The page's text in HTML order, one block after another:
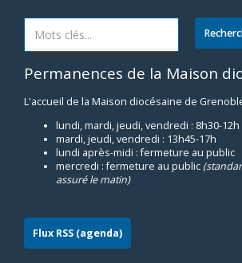
Permanences de la Maison
L'accueil de la Maison diocésaine de
lundi, mardi, jeudi, vendredi : 8h30-12h
mardi, jeudi, vendredi : 13h45-17h
lundi après-midi : fermeture au public
mercredi : fermeture au public
assuré le matin)
Flux RSS (agenda)